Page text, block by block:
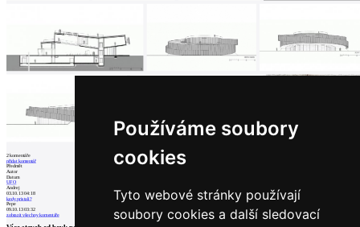
Používáme soubory
cookies
Tyto webové stránky používají
soubory cookies a další sledovací
2komentáře
přidat komentář
Předmět
Autor
Datum
UFO
Andrej
03.10.13 04:18
kedy pristali?
Pepe
09.10.13 03:32
zobrazit všechny komentáře